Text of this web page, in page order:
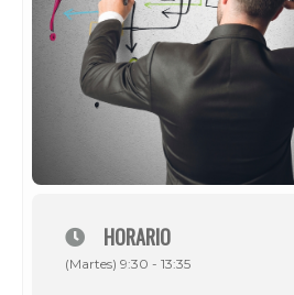
HORARIO
(Martes) 9:30 - 13:35